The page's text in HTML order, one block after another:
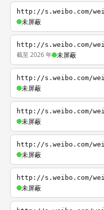
http://s.weibo.com/
未屏蔽
http://s.weibo.com/
截至 2026 年 未屏蔽
http://s.weibo.com/
未屏蔽
http://s.weibo.com/
未屏蔽
http://s.weibo.com/
未屏蔽
http://s.weibo.com/
未屏蔽